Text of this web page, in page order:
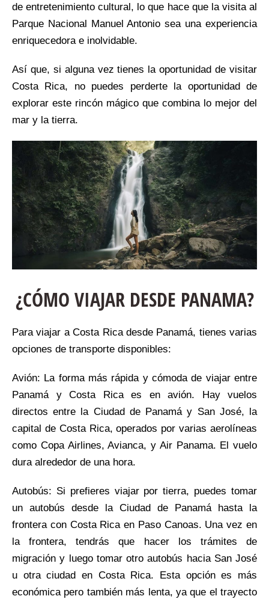
de entretenimiento cultural, lo que hace que la visita al
Parque Nacional Manuel Antonio sea una experiencia
enriquecedora e inolvidable.
Así que, si alguna vez tienes la oportunidad de visitar
Costa Rica, no puedes perderte la oportunidad de
explorar este rincón mágico que combina lo mejor del
mar y la tierra.
¿CÓMO VIAJAR DESDE PANAMA?
Para viajar a Costa Rica desde Panamá, tienes varias
opciones de transporte disponibles:
Avión: La forma más rápida y cómoda de viajar entre
Panamá y Costa Rica es en avión. Hay vuelos
directos entre la Ciudad de Panamá y San José, la
capital de Costa Rica, operados por varias aerolíneas
como Copa Airlines, Avianca, y Air Panama. El vuelo
dura alrededor de una hora.
Autobús: Si prefieres viajar por tierra, puedes tomar
un autobús desde la Ciudad de Panamá hasta la
frontera con Costa Rica en Paso Canoas. Una vez en
la frontera, tendrás que hacer los trámites de
migración y luego tomar otro autobús hacia San José
u otra ciudad en Costa Rica. Esta opción es más
económica pero también más lenta, ya que el trayecto